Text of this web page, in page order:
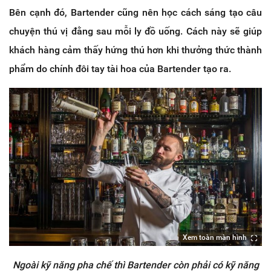
Bên cạnh đó, Bartender cũng nên học cách sáng tạo câu
chuyện thú vị đằng sau mỗi ly đồ uống. Cách này sẽ giúp
khách hàng cảm thấy hứng thú hơn khi thưởng thức thành
phẩm do chính đôi tay tài hoa của Bartender tạo ra.
Xem toàn màn hình
Ngoài kỹ năng pha chế thì Bartender còn phải có kỹ năng